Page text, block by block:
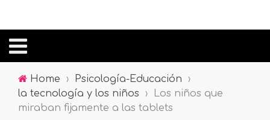
Home › Psicología-Educación
›
la tecnología y los niños
›
Los niños que
miraban fijamente a las tablets